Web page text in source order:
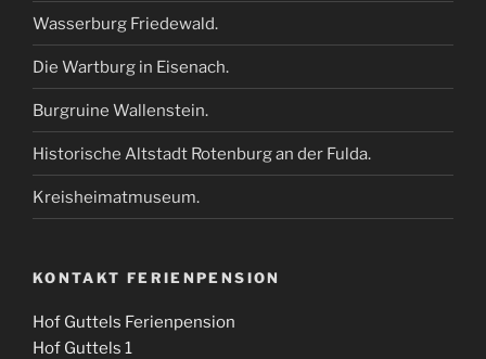
Wasserburg Friedewald.
Die Wartburg in Eisenach.
Burgruine Wallenstein.
Historische Altstadt Rotenburg an der Fulda.
Kreisheimatmuseum.
KONTAKT FERIENPENSION
Hof Guttels Ferienpension
Hof Guttels 1